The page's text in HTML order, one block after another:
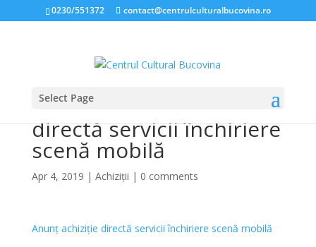
0230/551372 contact@centrulculturalbucovina.ro
Select Page
Anunț public achiziție
directă servicii închiriere
scenă mobilă
Apr 4, 2019 | Achiziții | 0 comments
Anunț achiziție directă servicii închiriere scenă mobilă